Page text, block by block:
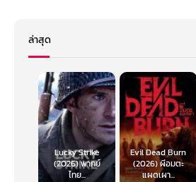
ล่าสุด
Lucky Strike
(2026) พากย์
ไทย...
Evil Dead Burn
(2026) ผีอมตะ
แผดเผา...